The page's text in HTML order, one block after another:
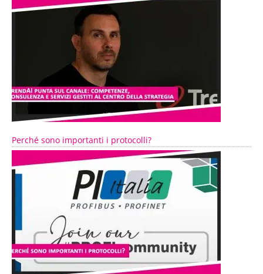
Perché sono importanti i protocolli?